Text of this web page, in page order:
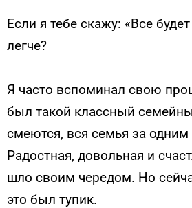
Если я тебе скажу: «Все
легче?
Я часто вспоминал свою
был такой классный
смеются, вся семья за
Радостная, довольная и
шло своим чередом. Но
это был тупик.